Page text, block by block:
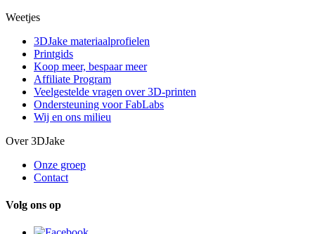
Weetjes
3DJake materiaalprofielen
Printgids
Koop meer, bespaar meer
Affiliate Program
Veelgestelde vragen over 3D-printen
Ondersteuning voor FabLabs
Wij en ons milieu
Over 3DJake
Onze groep
Contact
Volg ons op